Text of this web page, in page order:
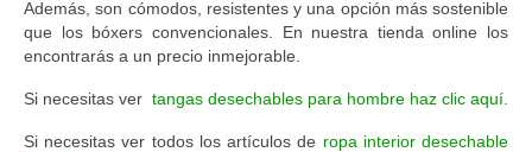
Además, son cómodos, resistentes y una opción más sostenible
que los bóxers convencionales. En nuestra tienda online los
encontrarás a un precio inmejorable.
Si necesitas ver tangas desechables para hombre haz clic aquí.
Si necesitas ver todos los artículos de ropa interior desechable